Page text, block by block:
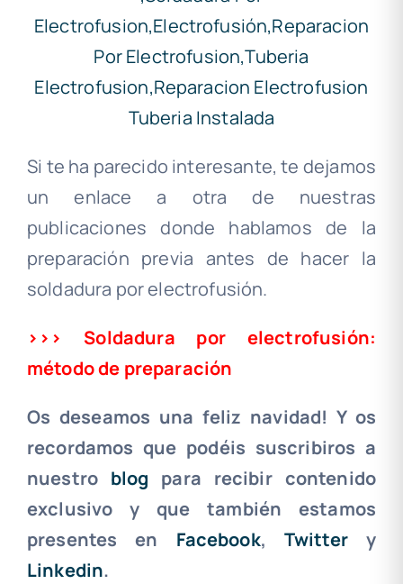
Si te ha parecido interesante, te dejamos
un enlace a otra de nuestras
publicaciones donde hablamos de la
preparación previa antes de hacer la
soldadura por electrofusión.
>>> Soldadura por electrofusión:
método de preparación
Os deseamos una feliz navidad! Y os
recordamos que podéis suscribiros a
nuestro blog para recibir contenido
exclusivo y que también estamos
presentes en Facebook, Twittery
Linkedin.